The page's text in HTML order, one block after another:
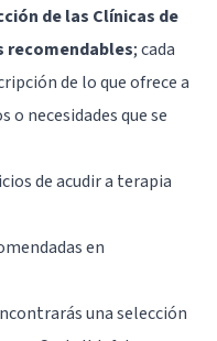
de las Clínicas de
recomendables; cada
de lo que ofrece a
necesidades que se
de acudir a terapia
en
una selección